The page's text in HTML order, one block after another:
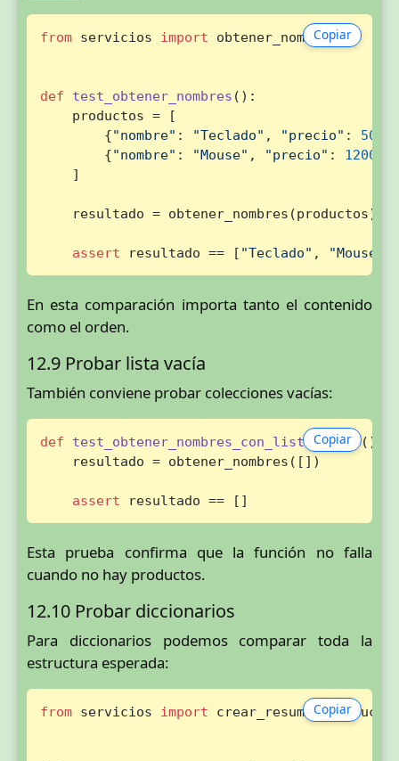
Copiar
from servicios import obtener_nombres
def test_obtener_nombres ():
    productos = [
        {
"nombre" : "Teclado" , "precio" :
        {
"nombre" : "Mouse" , "precio" : 12000
    ]
    resultado = obtener_nombres(productos)
assert resultado == [ "Teclado" , "Mouse"
En esta comparación importa tanto el contenido
como el orden.
12.9 Probar lista vacía
También conviene probar colecciones vacías:
Copiar
def test_obtener_nombres_con_lista_vacia():
    resultado = obtener_nombres([])
assert resultado == []
Esta prueba confirma que la función no falla
cuando no hay productos.
12.10 Probar diccionarios
Para diccionarios podemos comparar toda la
estructura esperada:
Copiar
from servicios import crear_resumen_producto